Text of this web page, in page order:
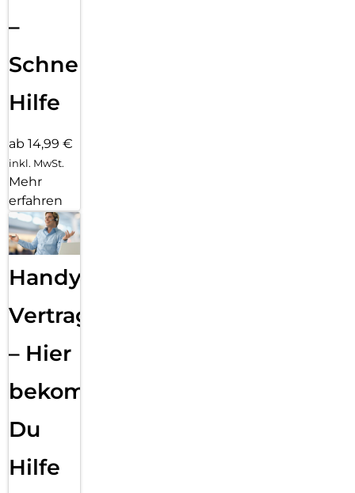
–
Schnelle
Hilfe
ab 14,99 €
inkl. MwSt.
Mehr
erfahren
Handy
Vertragsabwicklung
– Hier
bekommst
Du
Hilfe